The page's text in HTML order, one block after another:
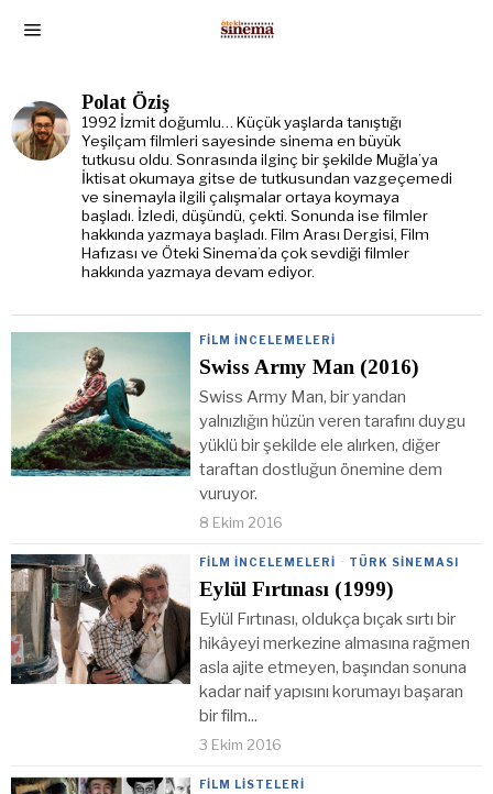
Polat Öziş
1992 İzmit doğumlu… Küçük yaşlarda tanıştığı
Yeşilçam filmleri sayesinde sinema en büyük
tutkusu oldu. Sonrasında ilginç bir şekilde Muğla’ya
İktisat okumaya gitse de tutkusundan vazgeçemedi
ve sinemayla ilgili çalışmalar ortaya koymaya
başladı. İzledi, düşündü, çekti. Sonunda ise filmler
hakkında yazmaya başladı. Film Arası Dergisi, Film
Hafızası ve Öteki Sinema’da çok sevdiği filmler
hakkında yazmaya devam ediyor.
FILM İNCELEMELERI
Swiss Army Man (2016)
Swiss Army Man, bir yandan
yalnızlığın hüzün veren tarafını duygu
yüklü bir şekilde ele alırken, diğer
taraftan dostluğun önemine dem
vuruyor.
8 Ekim 2016
FILM İNCELEMELERI · TÜRK SINEMASI
Eylül Fırtınası (1999)
Eylül Fırtınası, oldukça bıçak sırtı bir
hikâyeyi merkezine almasına rağmen
asla ajite etmeyen, başından sonuna
kadar naif yapısını korumayı başaran
bir film...
3 Ekim 2016
FILM LISTELERI